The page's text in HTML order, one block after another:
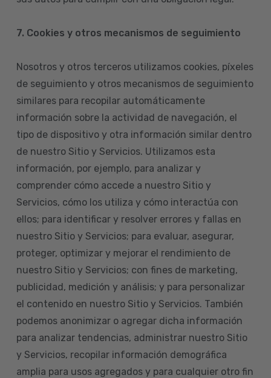
7. Cookies y otros mecanismos de seguimiento
Nosotros y otros terceros utilizamos cookies, píxeles
de seguimiento y otros mecanismos de seguimiento
similares para recopilar automáticamente
información sobre la actividad de navegación, el
tipo de dispositivo y otra información similar dentro
de nuestro Sitio y Servicios. Utilizamos esta
información, por ejemplo, para analizar y
comprender cómo accede a nuestro Sitio y
Servicios, cómo los utiliza y cómo interactúa con
ellos; para identificar y resolver errores y fallas en
nuestro Sitio y Servicios; para evaluar, asegurar,
proteger, optimizar y mejorar el rendimiento de
nuestro Sitio y Servicios; con fines de marketing,
publicidad, medición y análisis; y para personalizar
el contenido en nuestro Sitio y Servicios. También
podemos anonimizar o agregar dicha información
para analizar tendencias, administrar nuestro Sitio
y Servicios, recopilar información demográfica
amplia para usos agregados y para cualquier otro fin